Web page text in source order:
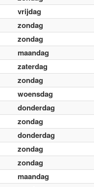
vrijdag
zondag
zondag
maandag
zaterdag
zondag
woensdag
donderdag
zondag
donderdag
zondag
zondag
maandag